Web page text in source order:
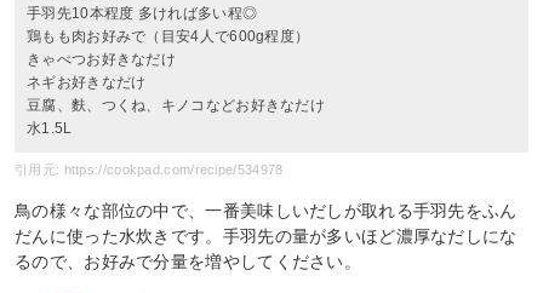
手羽先10本程度 多ければ多い程◎
鶏もも肉お好みで（目安4人で600g程度）
きゃべつお好きなだけ
ネギお好きなだけ
豆腐、麩、つくね、キノコなどお好きなだけ
水1.5L
引用元: https://cookpad.com/recipe/534978
鳥の様々な部位の中で、一番美味しいだしが取れる手羽先をふん
だんに使った水炊きです。手羽先の量が多いほど濃厚なだしにな
るので、お好みで分量を増やしてください。